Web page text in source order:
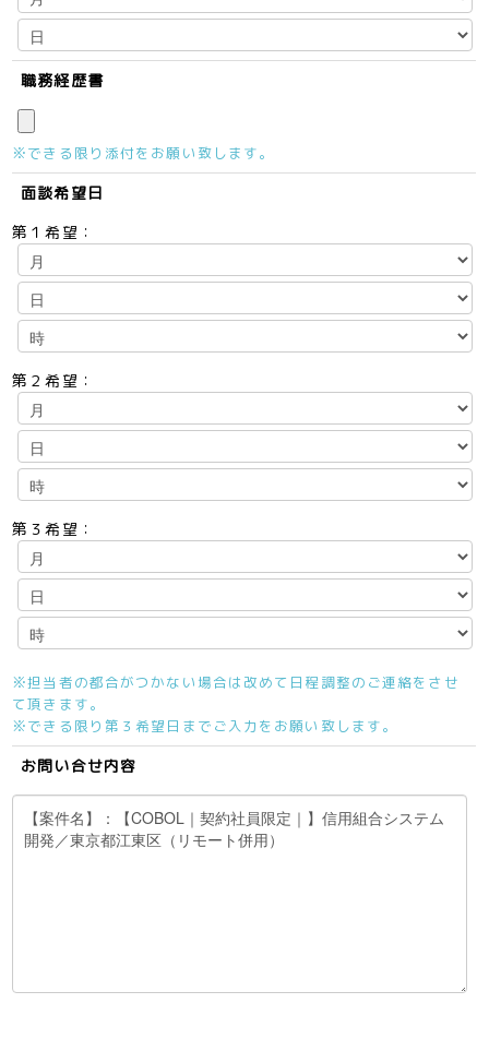
職務経歴書
※できる限り添付をお願い致します。
面談希望日
第１希望：
第２希望：
第３希望：
※担当者の都合がつかない場合は改めて日程調整のご連絡をさせ
て頂きます。
※できる限り第３希望日までご入力をお願い致します。
お問い合せ内容